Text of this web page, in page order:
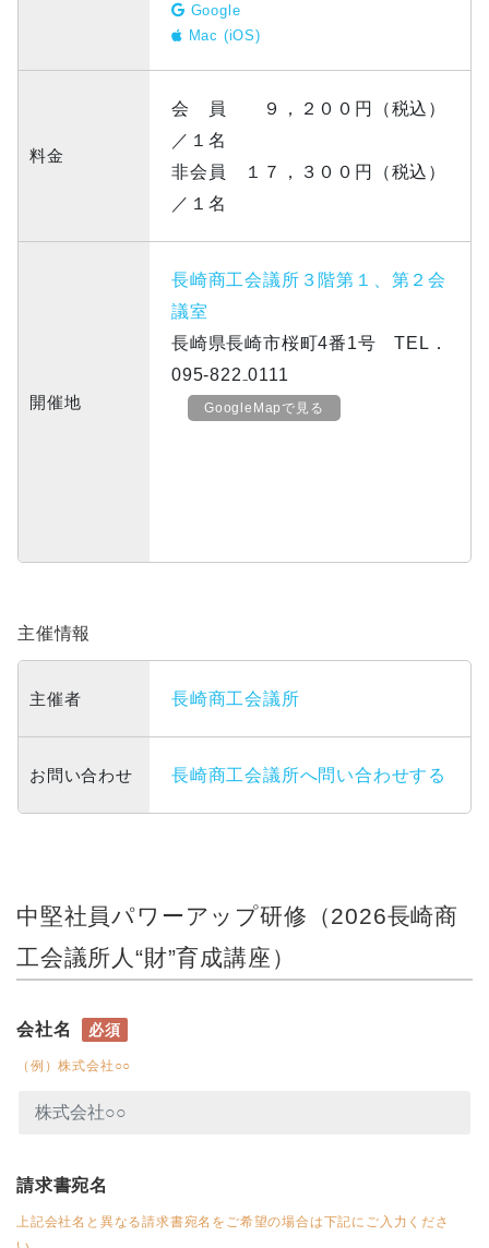
Google
Mac (iOS)
料金
会 員 ９，２００円（税込）
／１名
非会員 １７，３００円（税込）
／１名
開催地
長崎商工会議所３階第１、第２会
議室
長崎県長崎市桜町4番1号 TEL．
095-822₋0111
GoogleMapで見る
主催情報
主催者 長崎商工会議所
お問い合わせ 長崎商工会議所へ問い合わせする
中堅社員パワーアップ研修（2026長崎商
工会議所人“財”育成講座）
会社名 必須
（例）株式会社○○
請求書宛名
上記会社名と異なる請求書宛名をご希望の場合は下記にご入力くださ